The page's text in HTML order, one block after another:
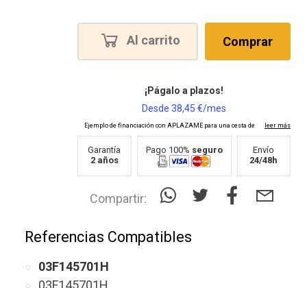
Al carrito Comprar
Garantía
2 años
Pago 100% seguro
Envío
24/48h
Compartir:
Referencias Compatibles
03F145701H
03F145701H